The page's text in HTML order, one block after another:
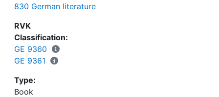
830 German literature
RVK
Classification:
GE 9360
GE 9361
Type:
Book